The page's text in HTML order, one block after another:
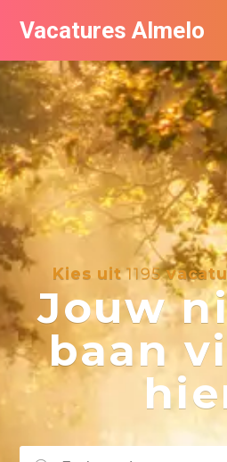
Vacatures Almelo
Kies uit1195
Jouw
baan
Vacatures per bedrijf
De populairste vacatures in
Nieuwsbrief feed